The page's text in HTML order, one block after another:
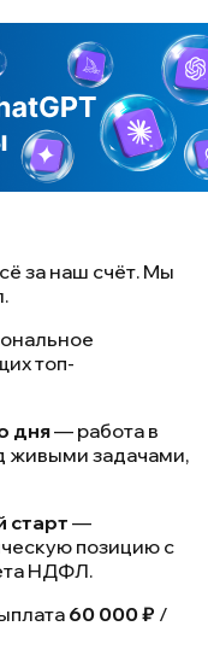
за наш счёт. Мы
топ-
дня— работа в
живыми задачами,
старт —
позицию с
НДФЛ.
60 000 ₽ /